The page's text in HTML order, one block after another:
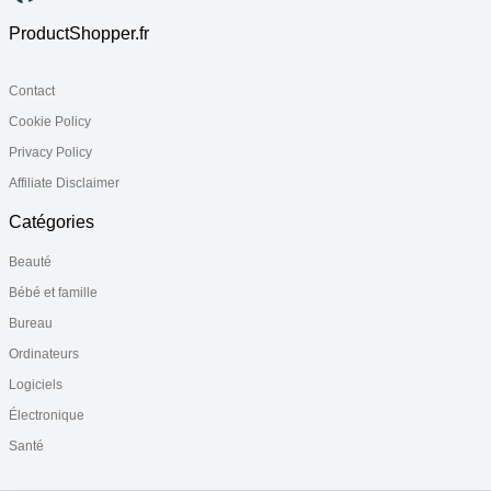
ProductShopper.fr
Contact
Cookie Policy
Privacy Policy
Affiliate Disclaimer
Catégories
Beauté
Bébé et famille
Bureau
Ordinateurs
Logiciels
Électronique
Santé